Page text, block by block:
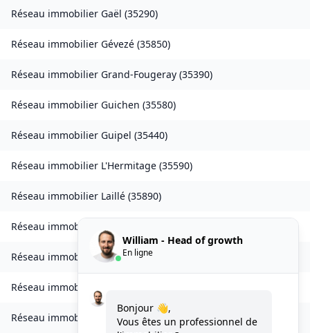
Réseau immobilier Gaël (35290)
Réseau immobilier Gévezé (35850)
Réseau immobilier Grand-Fougeray (35390)
Réseau immobilier Guichen (35580)
Réseau immobilier Guipel (35440)
Réseau immobilier L'Hermitage (35590)
Réseau immobilier Laillé (35890)
Réseau immobilier
Réseau immobilierLivré-sur-Changeon
Réseau immobilier
Réseau immobilier Longaulnay(35190)
William - Head of growth
En ligne
Bonjour 👋,
Vous êtes un professionnel de